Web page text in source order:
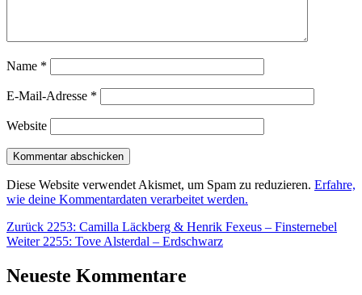
Name *
E-Mail-Adresse *
Website
Diese Website verwendet Akismet, um Spam zu reduzieren. Erfahre,
wie deine Kommentardaten verarbeitet werden.
Beitragsnavigation
Zurück Vorheriger
Beitrag:
2253: Camilla Läckberg & Henrik Fexeus – Finsternebel
Weiter Nächster
2255: Tove Alsterdal – Erdschwarz
Neueste Kommentare